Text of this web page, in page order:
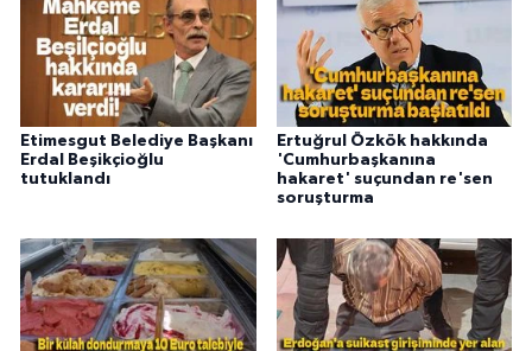
Etimesgut Belediye Başkanı
Erdal Beşikçioğlu
tutuklandı
Ertuğrul Özkök hakkında
'Cumhurbaşkanına
hakaret' suçundan re'sen
soruşturma